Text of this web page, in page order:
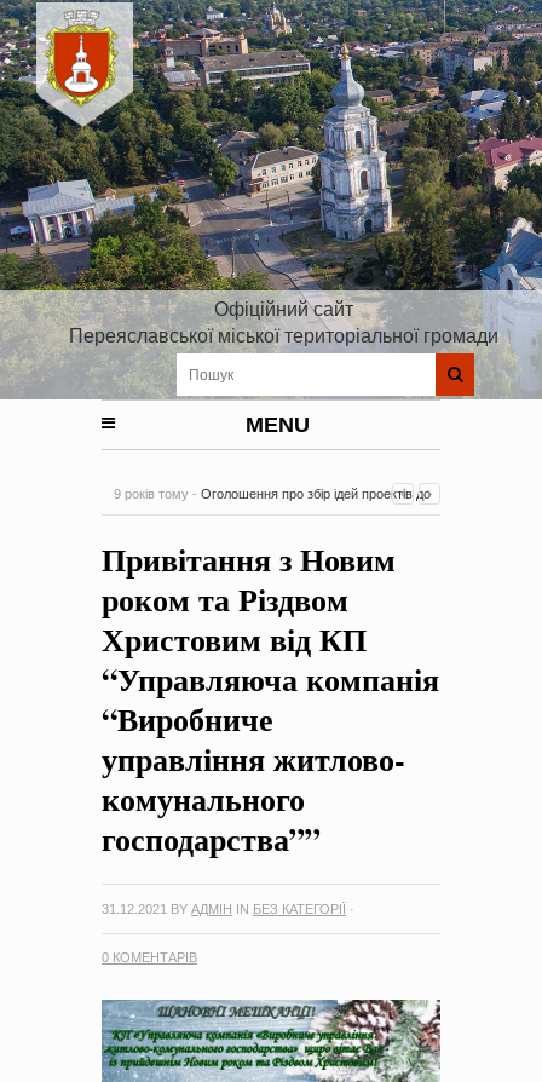
Офіційний сайт
Переяславської міської територіальної громади
MENU
9 років тому - Оголошення про збір ідей проектів до
на період 2018 – 2020 роки Оголошення про збір ідей
проектів
Привітання з Новим
роком та Різдвом
Христовим від КП
“Управляюча компанія
“Виробниче
управління житлово-
комунального
господарства””
31.12.2021 BY АДМІН IN БЕЗ КАТЕГОРІЇ ·
0 КОМЕНТАРІВ